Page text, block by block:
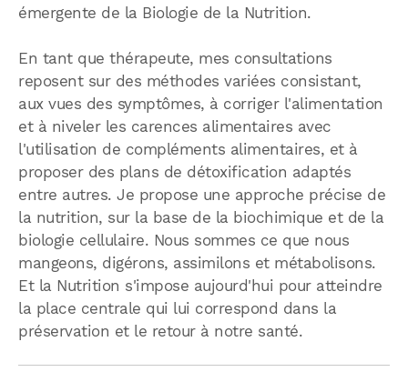
émergente de la Biologie de la Nutrition.
En tant que thérapeute, mes consultations
reposent sur des méthodes variées consistant,
aux vues des symptômes, à corriger l'alimentation
et à niveler les carences alimentaires avec
l'utilisation de compléments alimentaires, et à
proposer des plans de détoxification adaptés
entre autres. Je propose une approche précise de
la nutrition, sur la base de la biochimique et de la
biologie cellulaire. Nous sommes ce que nous
mangeons, digérons, assimilons et métabolisons.
Et la Nutrition s'impose aujourd'hui pour atteindre
la place centrale qui lui correspond dans la
préservation et le retour à notre santé.